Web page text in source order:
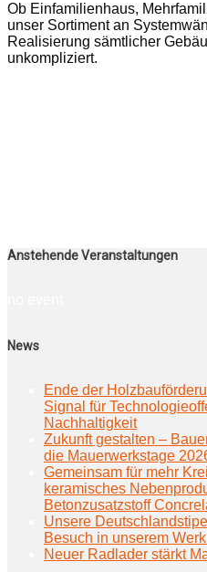
Ob Einfamilienhaus,
unser Sortiment an
Realisierung sämtlicher
unkompliziert.
Anstehende Veranstaltungen
News
Ende der
Signal für
Nachhaltigkeit
Zukunft gestalten –
die Mauerwerkstage
Gemeinsam für mehr
keramisches
Betonzusatzstoff
Unsere
Besuch in unserem
Neuer Radlader stärkt